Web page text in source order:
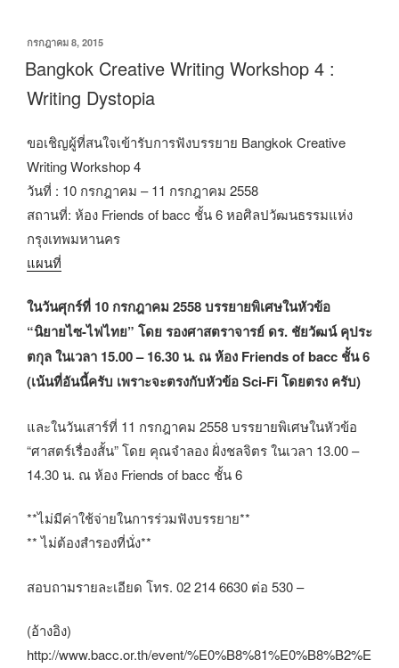
เขียน
ที่
กรกฎาคม 8, 2015
Bangkok Creative Writing Workshop 4 :
Writing Dystopia
ขอเชิญผู้ที่สนใจเข้ารับการฟังบรรยาย Bangkok Creative
Writing Workshop 4
วันที่ : 10 กรกฎาคม – 11 กรกฎาคม 2558
สถานที่: ห้อง Friends of bacc ชั้น 6 หอศิลปวัฒนธรรมแห่ง
กรุงเทพมหานคร
แผนที่
ในวันศุกร์ที่ 10 กรกฎาคม 2558 บรรยายพิเศษในหัวข้อ
“นิยายไซ-ไฟไทย” โดย รองศาสตราจารย์ ดร. ชัยวัฒน์ คุประ
ตกุล ในเวลา 15.00 – 16.30 น. ณ ห้อง Friends of bacc ชั้น 6
(เน้นที่อันนี้ครับ เพราะจะตรงกับหัวข้อ Sci-Fi โดยตรง ครับ)
และในวันเสาร์ที่ 11 กรกฎาคม 2558 บรรยายพิเศษในหัวข้อ
“ศาสตร์เรื่องสั้น” โดย คุณจำลอง ฝั่งชลจิตร ในเวลา 13.00 –
14.30 น. ณ ห้อง Friends of bacc ชั้น 6
**ไม่มีค่าใช้จ่ายในการร่วมฟังบรรยาย**
** ไม่ต้องสำรองที่นั่ง**
สอบถามรายละเอียด โทร. 02 214 6630 ต่อ 530 –
(อ้างอิง)
http://www.bacc.or.th/event/%E0%B8%81%E0%B8%B2%E